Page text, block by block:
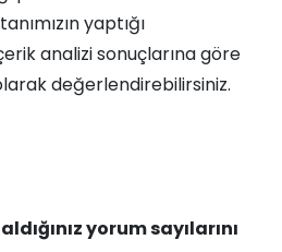
yaptığı
analizi sonuçlarına göre
değerlendirebilirsiniz.
yorum sayılarını